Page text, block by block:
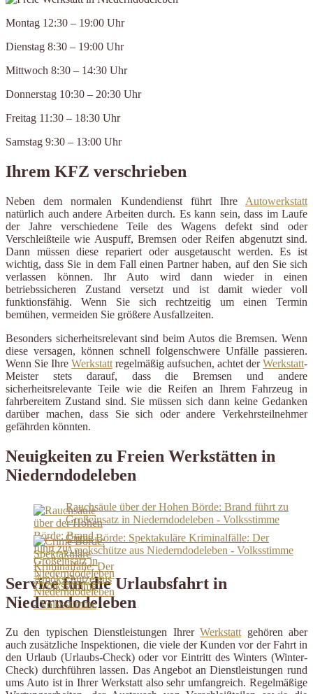
Montag 12:30 – 19:00 Uhr
Dienstag 8:30 – 19:00 Uhr
Mittwoch 8:30 – 14:30 Uhr
Donnerstag 10:30 – 20:30 Uhr
Freitag 11:30 – 18:30 Uhr
Samstag 9:30 – 13:00 Uhr
Ihrem KFZ verschrieben
Neben dem normalen Kundendienst führt Ihre Autowerkstatt
natürlich auch andere Arbeiten durch. Es kann sein, dass im Laufe
der Jahre verschiedene Teile des Wagens defekt sind oder
Verschleißteile wie Auspuff, Bremsen oder Reifen abgenutzt sind.
Dann müssen diese repariert oder ausgetauscht werden. Es ist
wichtig, dass Sie in dem Fall einen Partner haben, auf den Sie sich
verlassen können. Ihr Auto wird dann wieder in einen
betriebssicheren Zustand versetzt und ist damit wieder voll
funktionsfähig. Wenn Sie sich rechtzeitig um einen Termin
bemühen, vermeiden Sie größere Ausfallzeiten.
Besonders sicherheitsrelevant sind beim Autos die Bremsen. Wenn
diese versagen, können schnell folgenschwere Unfälle passieren.
Wenn Sie Ihre Werkstatt regelmäßig aufsuchen, achtet derWerkstatt-
Meister stets darauf, dass die Bremsen und andere
sicherheitsrelevante Teile wie die Reifen an Ihrem Fahrzeug in
fahrbereitem Zustand sind. Sie müssen sich dann keine Gedanken
darüber machen, dass Sie sich oder andere Verkehrsteilnehmer
gefährden könnten.
Neuigkeiten zu Freien Werkstätten in
Niederndodeleben
Rauchsäule über der Hohen Börde: Brand führt zu
Großeinsatz in Niederndodeleben - Volksstimme
Crime Börde: Spektakuläre Kriminalfälle: Der
Amokschütze aus Niederndodeleben - Volksstimme
Service für die Urlaubsfahrt in
Niederndodeleben
Zu den typischen Dienstleistungen IhrerWerkstatt gehören aber
auch zusätzliche Inspektionen, die viele der Kunden vor der Fahrt in
den Urlaub (Urlaubs-Check) oder vor Eintritt des Winters (Winter-
Check) durchführen lassen. Das Angebot an Dienstleistungen rund
ums Auto ist in Ihrer Werkstatt also sehr umfangreich. Regelmäßige